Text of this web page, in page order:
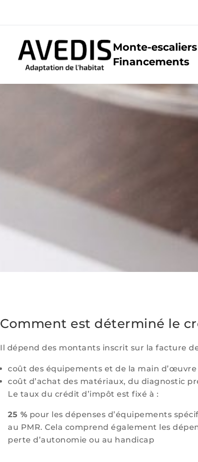
Monte-escaliers
Financements
Comment est déterminé le
Il dépend des montants inscrit sur la facture
coût des équipements et de la main
coût d’achat des matériaux, du diagnostic
Le taux du crédit d’impôt est fixé à :
25 % pour les dépenses d’équipements
au PMR. Cela comprend également les
perte d’autonomie ou au handicap